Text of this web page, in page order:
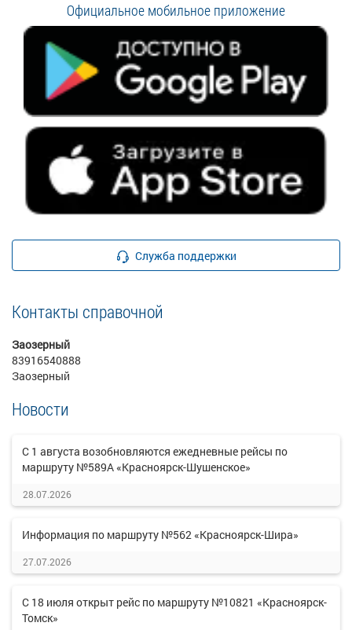
Официальное мобильное приложение
Служба поддержки
Контакты справочной
Заозерный
83916540888
Заозерный
Новости
С 1 августа возобновляются ежедневные рейсы по
маршруту №589А «Красноярск-Шушенское»
28.07.2026
Информация по маршруту №562 «Красноярск-Шира»
27.07.2026
С 18 июля открыт рейс по маршруту №10821 «Красноярск-
Томск»